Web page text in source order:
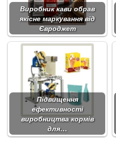
Виробник кави обрав
якісне маркування від
Євроджет
Підвищення
ефективності
виробництва кормів
для…